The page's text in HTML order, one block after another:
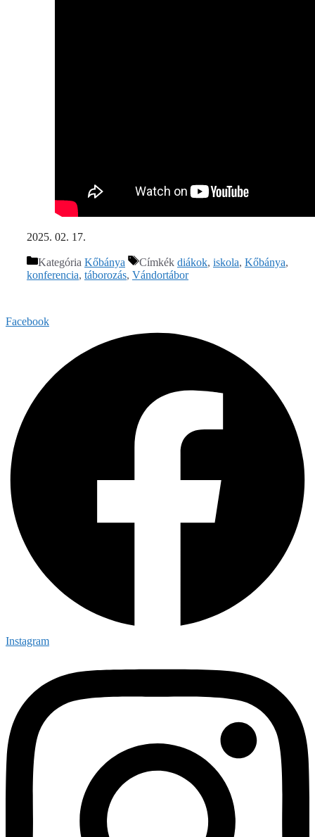
2025. 02. 17.
Kategória Kőbánya Címkék diákok, iskola, Kőbánya,
konferencia, táborozás, Vándortábor
Facebook
Instagram